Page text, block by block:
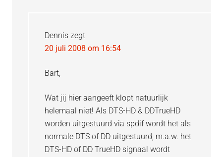
Dennis zegt
20 juli 2008 om 16:54
Bart,
Wat jij hier aangeeft klopt natuurlijk
helemaal niet! Als DTS-HD & DDTrueHD
worden uitgestuurd via spdif wordt het als
normale DTS of DD uitgestuurd, m.a.w. het
DTS-HD of DD TrueHD signaal wordt